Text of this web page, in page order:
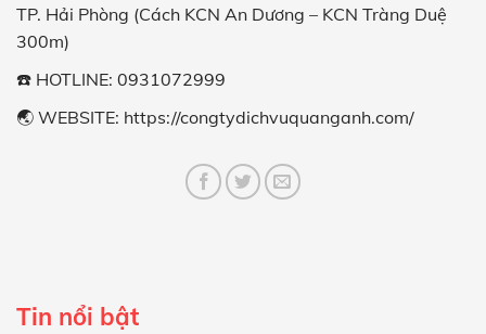
TP. Hải Phòng (Cách KCN An Dương – KCN Tràng Duệ
300m)
☎️ HOTLINE: 0931072999
🌏 WEBSITE: https://congtydichvuquanganh.com/
Tin nổi bật